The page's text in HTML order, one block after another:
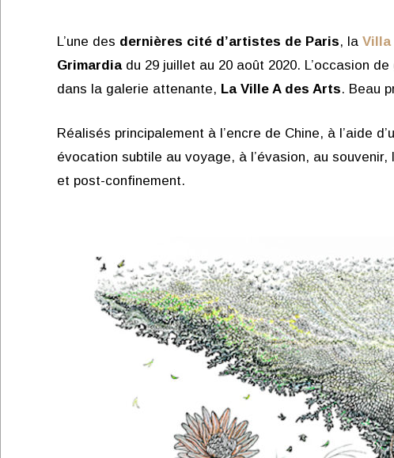
L’une des dernières cité d’artistes de Paris, la Villa
Grimardiadu 29 juillet au 20 août 2020. L’occasion de
dans la galerie attenante, La Ville A des Arts. Beau
Réalisés principalement à l’encre de Chine, à l’aide
évocation subtile au voyage, à l’évasion, au
et post-confinement.